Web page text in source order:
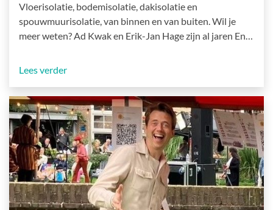
Vloerisolatie, bodemisolatie, dakisolatie en
spouwmuurisolatie, van binnen en van buiten. Wil je
meer weten? Ad Kwak en Erik-Jan Hage zijn al jaren En…
Lees verder